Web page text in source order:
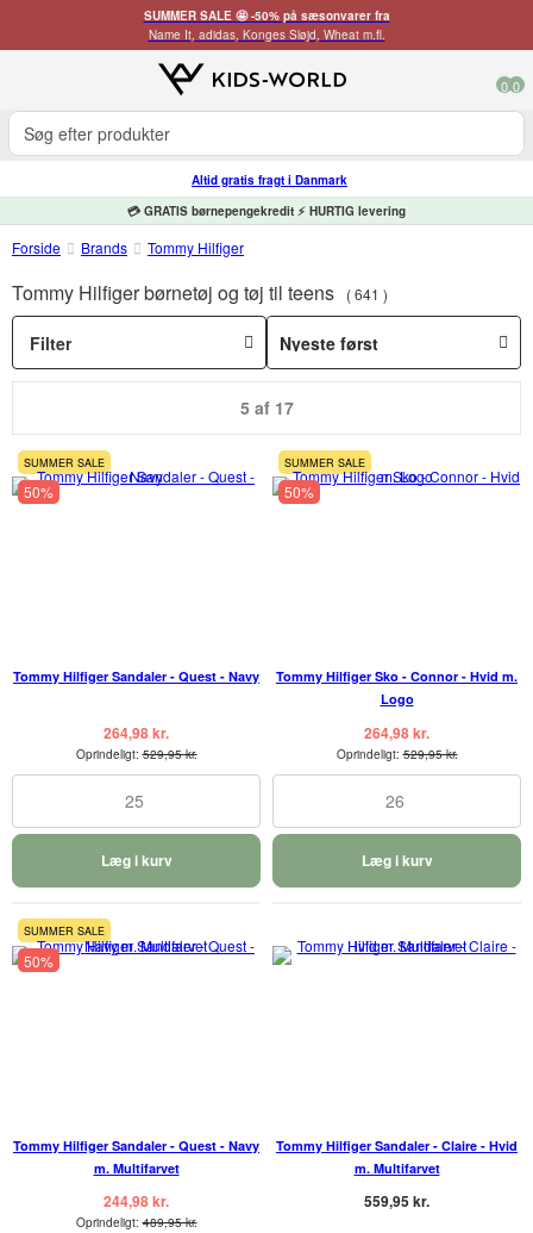
SUMMER SALE 🤩 -50% på sæsonvarer fra
Name It, adidas, Konges Sløjd, Wheat m.fl.
0 0
Altid gratis fragt i Danmark
💳 GRATIS børnepengekredit ⚡ HURTIG levering
Forside Brands Tommy Hilfiger
Tommy Hilfiger børnetøj og tøj til teens 641
Filter
5 af 17
SUMMER SALE
50%
Tommy Hilfiger Sandaler - Quest - Navy
264,98 kr.
Oprindeligt:529,95 kr.
25
Læg i kurv
SUMMER SALE
50%
Tommy Hilfiger Sko - Connor - Hvid m.
Logo
264,98 kr.
Oprindeligt:529,95 kr.
26
Læg i kurv
SUMMER SALE
50%
Tommy Hilfiger Sandaler - Quest - Navy
m. Multifarvet
244,98 kr.
Oprindeligt:489,95 kr.
Tommy Hilfiger Sandaler - Claire - Hvid
m. Multifarvet
559,95 kr.